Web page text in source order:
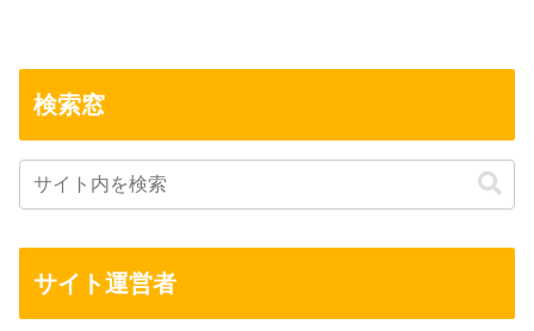
検索窓
サイト運営者